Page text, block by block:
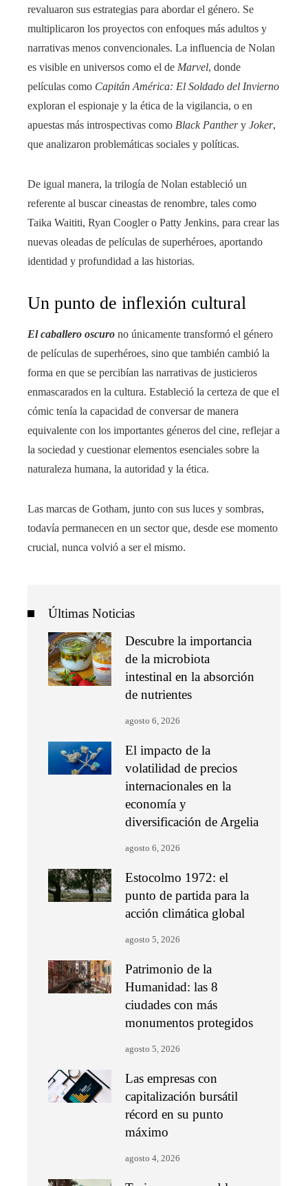
revaluaron sus estrategias para abordar el género. Se
multiplicaron los proyectos con enfoques más adultos y
narrativas menos convencionales. La influencia de Nolan
es visible en universos como el de Marvel, donde
películas como Capitán América: El Soldado del Invierno
exploran el espionaje y la ética de la vigilancia, o en
apuestas más introspectivas como Black Panthery Joker,
que analizaron problemáticas sociales y políticas.
De igual manera, la trilogía de Nolan estableció un
referente al buscar cineastas de renombre, tales como
Taika Waititi, Ryan Coogler o Patty Jenkins, para crear las
nuevas oleadas de películas de superhéroes, aportando
identidad y profundidad a las historias.
Un punto de inflexión cultural
El caballero oscuro no únicamente transformó el género
de películas de superhéroes, sino que también cambió la
forma en que se percibían las narrativas de justicieros
enmascarados en la cultura. Estableció la certeza de que el
cómic tenía la capacidad de conversar de manera
equivalente con los importantes géneros del cine, reflejar a
la sociedad y cuestionar elementos esenciales sobre la
naturaleza humana, la autoridad y la ética.
Las marcas de Gotham, junto con sus luces y sombras,
todavía permanecen en un sector que, desde ese momento
crucial, nunca volvió a ser el mismo.
Últimas Noticias
Descubre la importancia
de la microbiota
intestinal en la absorción
de nutrientes
agosto 6, 2026
El impacto de la
volatilidad de precios
internacionales en la
economía y
diversificación de Argelia
agosto 6, 2026
Estocolmo 1972: el
punto de partida para la
acción climática global
agosto 5, 2026
Patrimonio de la
Humanidad: las 8
ciudades con más
monumentos protegidos
agosto 5, 2026
Las empresas con
capitalización bursátil
récord en su punto
máximo
agosto 4, 2026